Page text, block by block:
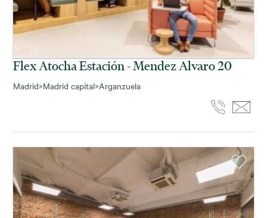
Flex Atocha Estación - Mendez Alvaro 20
Madrid>Madrid capital>Arganzuela